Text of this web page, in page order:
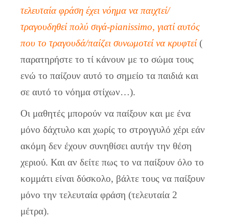
τελευταία φράση έχει νόημα να παιχτεί/
τραγουδηθεί πολύ σιγά-pianissimo, γιατί αυτός
που το τραγουδά/παίζει συνωμοτεί να κρυφτεί(
παρατηρήστε το τί κάνουν με το σώμα τους
ενώ το παίζουν αυτό το σημείο τα παιδιά και
σε αυτό το νόημα στίχων…).
Οι μαθητές μπορούν να παίξουν και με ένα
μόνο δάχτυλο και χωρίς το στρογγυλό χέρι εάν
ακόμη δεν έχουν συνηθίσει αυτήν την θέση
χεριού. Και αν δείτε πως το να παίξουν όλο το
κομμάτι είναι δύσκολο, βάλτε τους να παίξουν
μόνο την τελευταία φράση (τελευταία 2
μέτρα).